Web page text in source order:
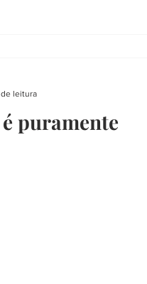
puramente
leitura